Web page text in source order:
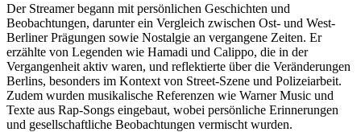
Der Streamer begann mit persönlichen Geschichten und
Beobachtungen, darunter ein Vergleich zwischen Ost- und West-
Berliner Prägungen sowie Nostalgie an vergangene Zeiten. Er
erzählte von Legenden wie Hamadi und Calippo, die in der
Vergangenheit aktiv waren, und reflektierte über die Veränderungen
Berlins, besonders im Kontext von Street-Szene und Polizeiarbeit.
Zudem wurden musikalische Referenzen wie Warner Music und
Texte aus Rap-Songs eingebaut, wobei persönliche Erinnerungen
und gesellschaftliche Beobachtungen vermischt wurden.